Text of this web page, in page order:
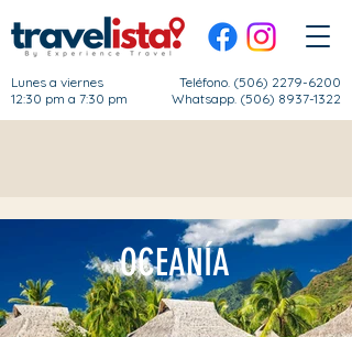
Lunes a viernes
12:30 pm a 7:30 pm
Teléfono. (506) 2279-6200
Whatsapp. (506) 8937-1322
OCEANÍA